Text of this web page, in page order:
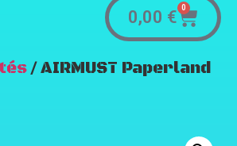
0,00 € 0
/ AIRMUST Paperland